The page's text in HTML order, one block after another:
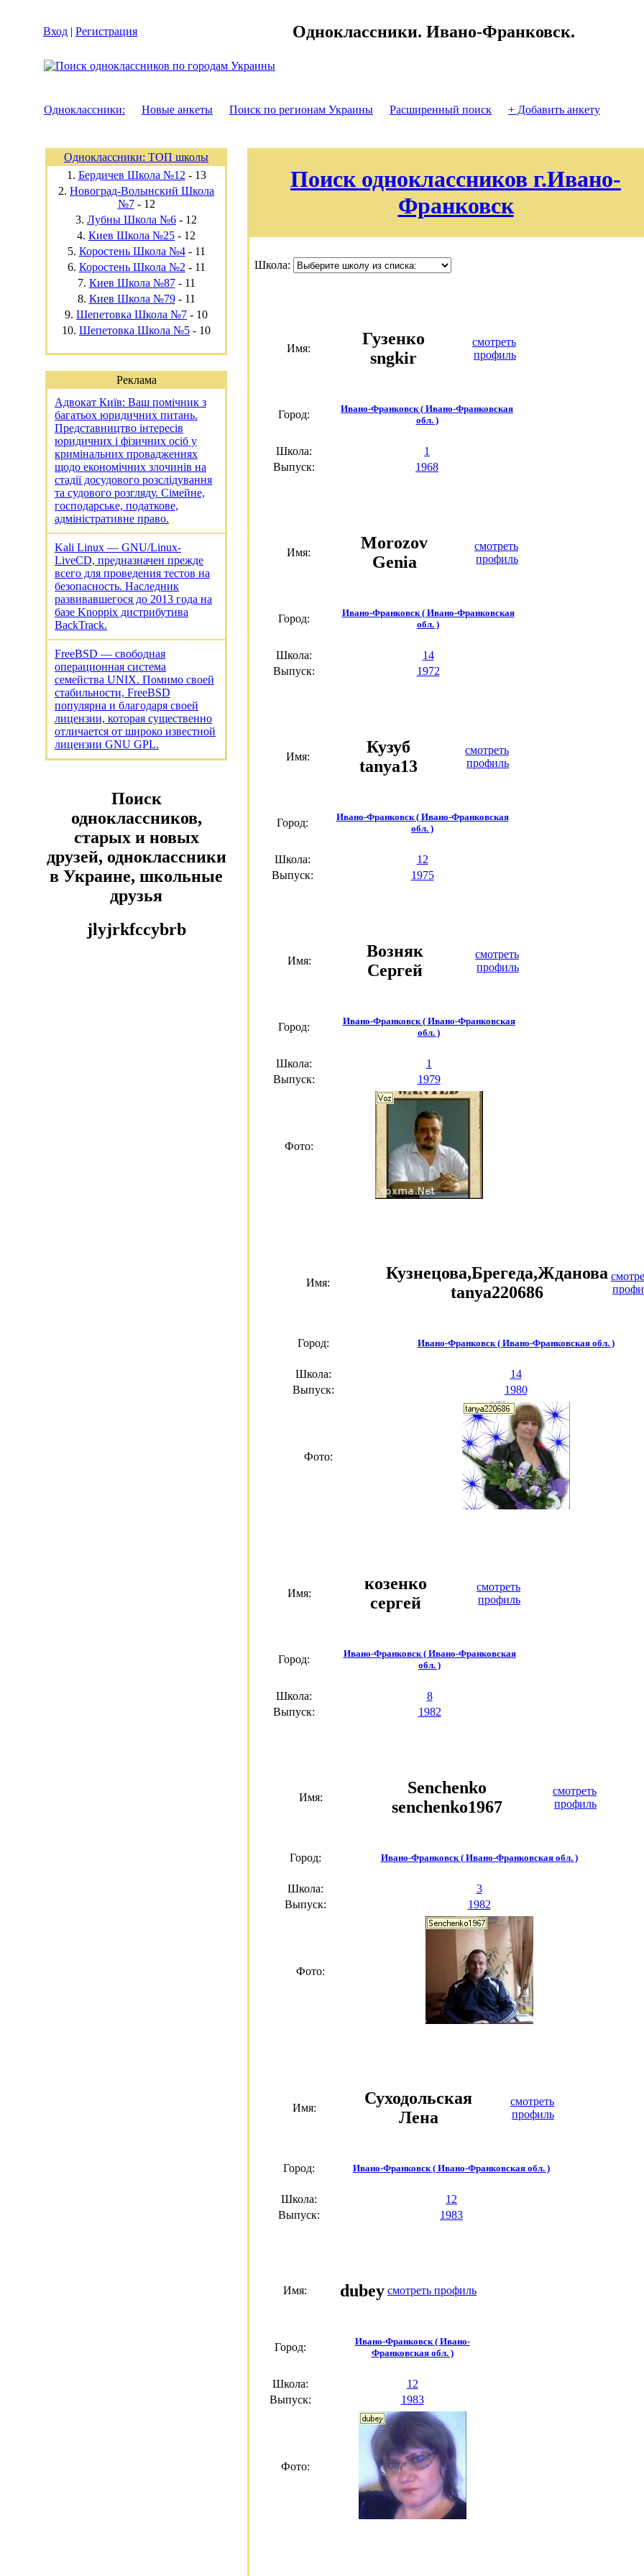
Вход | Регистрация Одноклассники. Ивано-Франковск.
Одноклассники: Новые анкеты Поиск по регионам Украины Расширенный поиск + Добавить анкету
Одноклассники: ТОП школы
1. Бердичев Школа №12 - 13
2. Новоград-Волынский Школа
№7- 12
3. Лубны Школа №6 - 12
4. Киев Школа №25 - 12
5. Коростень Школа №4- 11
6. Коростень Школа №2 - 11
7. Киев Школа №87- 11
8. Киев Школа №79- 11
9. Шепетовка Школа №7 - 10
10. Шепетовка Школа №5 - 10
Реклама
Адвокат Київ: Ваш помічник з
багатьох юридичних питань.
Представництво інтересів
юридичних і фізичних осіб у
кримінальних провадженнях
щодо економічних злочинів на
стадії досудового розслідування
та судового розгляду. Сімейне,
господарське, податкове,
адміністративне право.
Kali Linux — GNU/Linux-
LiveCD, предназначен прежде
всего для проведения тестов на
безопасность. Наследник
развивавшегося до 2013 года на
базе Knoppix дистрибутива
BackTrack.
FreeBSD — свободная
операционная система
семейства UNIX. Помимо своей
стабильности, FreeBSD
популярна и благодаря своей
лицензии, которая существенно
отличается от широко известной
лицензии GNU GPL.
Поиск
одноклассников,
старых и новых
друзей, одноклассники
в Украине, школьные
друзья
jlyjrkfccybrb
Поиск одноклассников г.Ивано-
Франковск
Школа:
Имя:
Гузенко
sngkir
смотреть
профиль
Город:
Ивано-Франковск ( Ивано-Франковская
обл. )
Школа:
1
Выпуск:
1968
Имя:
Morozov
Genia
смотреть
профиль
Город:
Ивано-Франковск ( Ивано-Франковская
обл. )
Школа:
14
Выпуск:
1972
Имя:
Кузуб
tanya13
смотреть
профиль
Город:
Ивано-Франковск ( Ивано-Франковская
обл. )
Школа:
12
Выпуск:
1975
Имя:
Возняк
Сергей
смотреть
профиль
Город:
Ивано-Франковск ( Ивано-Франковская
обл. )
Школа:
1
Выпуск:
1979
Фото:
Имя:
Кузнецова,Брегеда,Жданова
tanya220686
Город: Ивано-Франковск ( Ивано-Франковская обл. )
Школа:
14
Выпуск:
1980
Фото:
Имя:
козенко
сергей
смотреть
профиль
Город:
Ивано-Франковск ( Ивано-Франковская
обл. )
Школа:
8
Выпуск:
1982
Имя:
Senchenko
senchenko1967
смотреть
профиль
Город: Ивано-Франковск ( Ивано-Франковская обл. )
Школа:
3
Выпуск:
1982
Фото:
Имя:
Суходольская
Лена
смотреть
профиль
Город: Ивано-Франковск ( Ивано-Франковская обл. )
Школа:
12
Выпуск:
1983
Имя: dubey смотреть профиль
Город:
Ивано-Франковск ( Ивано-
Франковская обл. )
Школа:
12
Выпуск:
1983
Фото: